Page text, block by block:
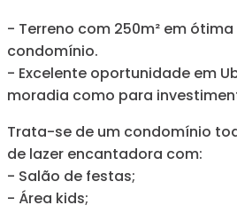
- Terreno com 250m² em
condomínio.
- Excelente oportunidade em
moradia como para
Trata-se de um condomínio
de lazer encantadora com:
- Salão de festas;
- Área kids;